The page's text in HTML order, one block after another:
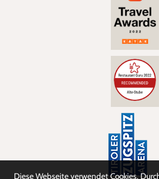
Diese Webseite verwendet Cookies.